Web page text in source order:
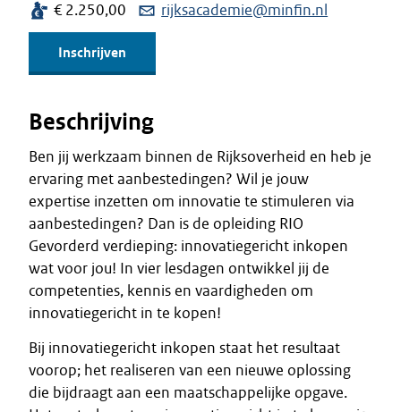
€ 2.250,00
rijksacademie@minfin.nl
Inschrijven
Beschrijving
Ben jij werkzaam binnen de Rijksoverheid en heb je
ervaring met aanbestedingen? Wil je jouw
expertise inzetten om innovatie te stimuleren via
aanbestedingen? Dan is de opleiding RIO
Gevorderd verdieping: innovatiegericht inkopen
wat voor jou! In vier lesdagen ontwikkel jij de
competenties, kennis en vaardigheden om
innovatiegericht in te kopen!
Bij innovatiegericht inkopen staat het resultaat
voorop; het realiseren van een nieuwe oplossing
die bijdraagt aan een maatschappelijke opgave.